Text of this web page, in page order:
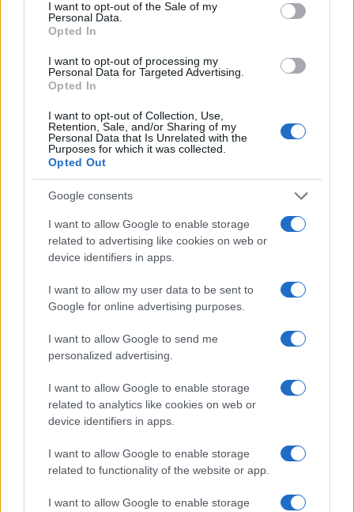
I want to opt-out of the Sale of my
Personal Data.
Opted In
I want to opt-out of processing my
Personal Data for Targeted Advertising.
Opted In
I want to opt-out of Collection, Use,
Retention, Sale, and/or Sharing of my
Personal Data that Is Unrelated with the
Purposes for which it was collected.
Opted Out
Google consents
I want to allow Google to enable storage
related to advertising like cookies on web or
device identifiers in apps.
I want to allow my user data to be sent to
Google for online advertising purposes.
I want to allow Google to send me
personalized advertising.
I want to allow Google to enable storage
related to analytics like cookies on web or
device identifiers in apps.
I want to allow Google to enable storage
related to functionality of the website or app.
I want to allow Google to enable storage
Introduce un poco de tierra en cada cavidad,
coloca una semilla y riega con moderación. Evita
las plántulas tengan raíces desarrolladas, puedes
cortar cada cavidad y trasplantar junto con el
cartón al suelo o a macetas más grandes, siempre
que el cartón no contenga tintas o recubrimientos
químicos.
Precauciones para el semillero
Usa cartones sin brillo ni barnices y manipúlalos
durante el cultivo, descarta el cartón y trasplanta
las plantitas con cuidado para evitar
contaminación. Como regla general, el
semillero
caserocon cartón funciona mejor con especies que
controlados.